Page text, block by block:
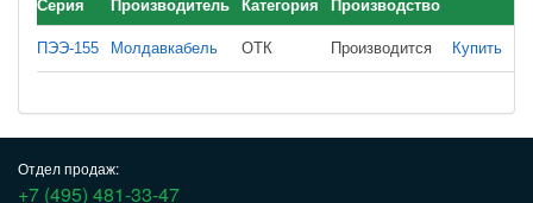
Серия Производитель Категория Производство
ПЭЭ-155 Молдавкабель ОТК Производится Купить
Отдел продаж:
+7 (495) 481-33-47